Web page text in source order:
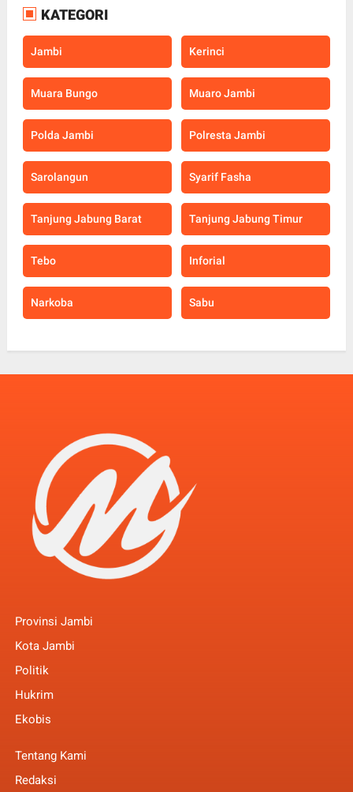
KATEGORI
Jambi Kerinci
Muara Bungo Muaro Jambi
Polda Jambi Polresta Jambi
Sarolangun Syarif Fasha
Tanjung Jabung Barat Tanjung Jabung Timur
Tebo Inforial
Narkoba Sabu
Provinsi Jambi
Kota Jambi
Politik
Hukrim
Ekobis
Tentang Kami
Redaksi